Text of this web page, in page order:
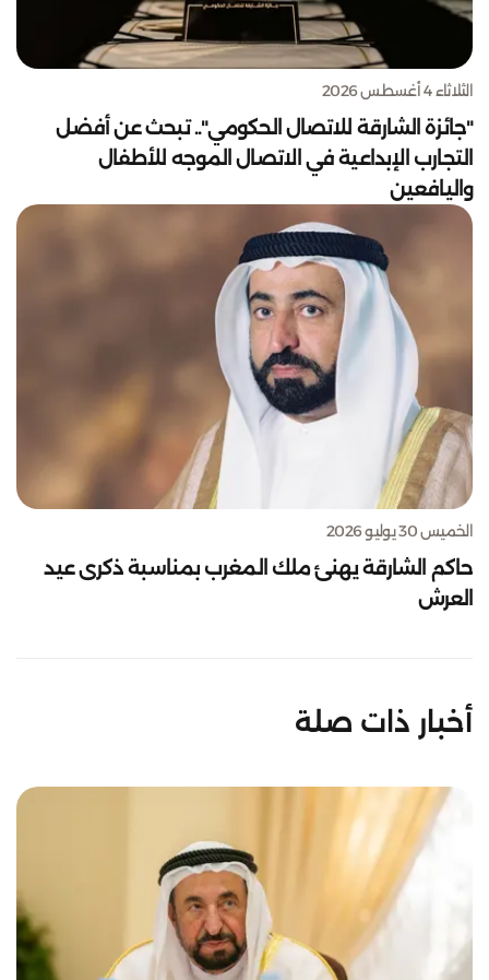
الثلاثاء 4 أغسطس 2026
"جائزة الشارقة للاتصال الحكومي".. تبحث عن أفضل
التجارب الإبداعية في الاتصال الموجه للأطفال
واليافعين
الخميس 30 يوليو 2026
حاكم الشارقة يهنئ ملك المغرب بمناسبة ذكرى عيد
العرش
أخبار ذات صلة